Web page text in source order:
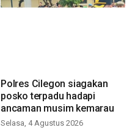
Polres Cilegon siagakan
posko terpadu hadapi
ancaman musim kemarau
Selasa, 4 Agustus 2026